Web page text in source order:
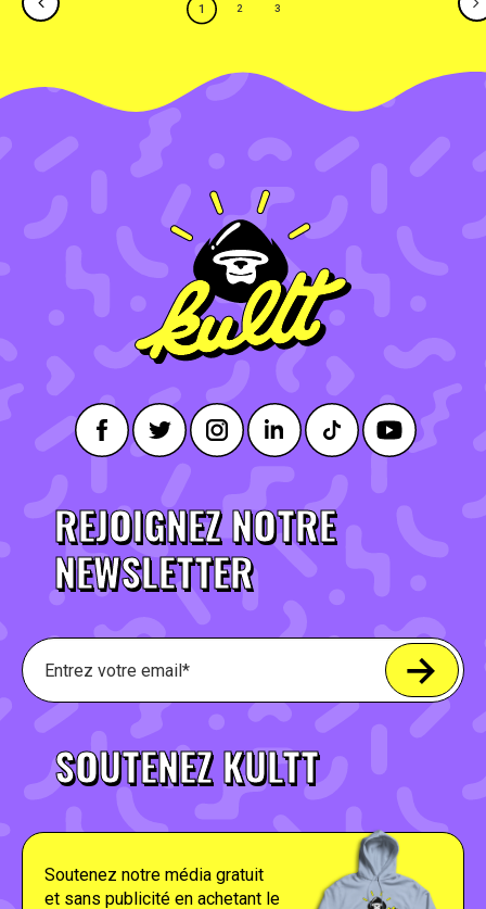
1 2 3
REJOIGNEZ NOTRE
NEWSLETTER
SOUTENEZ KULTT
Soutenez notre média gratuit
et sans publicité en achetant le